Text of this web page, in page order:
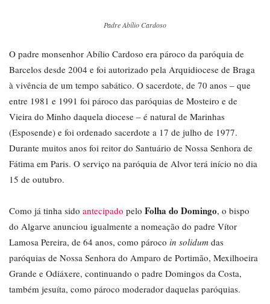
Padre Abílio Cardoso
O padre monsenhor Abílio Cardoso era pároco da paróquia de
Barcelos desde 2004 e foi autorizado pela Arquidiocese de Braga
à vivência de um tempo sabático. O sacerdote, de 70 anos – que
entre 1981 e 1991 foi pároco das paróquias de Mosteiro e de
Vieira do Minho daquela diocese – é natural de Marinhas
(Esposende) e foi ordenado sacerdote a 17 de julho de 1977.
Durante muitos anos foi reitor do Santuário de Nossa Senhora de
Fátima em Paris. O serviço na paróquia de Alvor terá início no dia
15 de outubro.
Como já tinha sido antecipado pelo Folha do Domingo, o bispo
do Algarve anunciou igualmente a nomeação do padre Vítor
Lamosa Pereira, de 64 anos, como pároco in solidum das
paróquias de Nossa Senhora do Amparo de Portimão, Mexilhoeira
Grande e Odiáxere, continuando o padre Domingos da Costa,
também jesuíta, como pároco moderador daquelas paróquias.